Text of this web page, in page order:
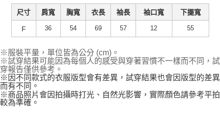
尺寸 肩寬 胸寬 衣長 袖長 袖口寬 下擺寬
F 36 54 69 57 12 55
※服裝平量，單位皆為公分 (cm)。
※試穿結果可能因為每個人的感受與穿著習慣不一樣而不同，試
穿報告僅供參考。
※因不同款式的衣服版型會有差異，試穿結果也會因版型的差異
而有不同。
※商品照片會因拍攝時打光、自然光影響，實際顏色請參考平拍
較為準確。